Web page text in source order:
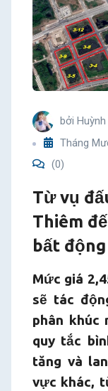
lục
Thủ
Thiêm
đến
lo
bong
bóng
bất
động
sản
bởi
Tháng
(0)
Từ vụ
Thiêm
bất động
Mức giá
sẽ tác
phân
quy tắc
tăng và
vực khác,